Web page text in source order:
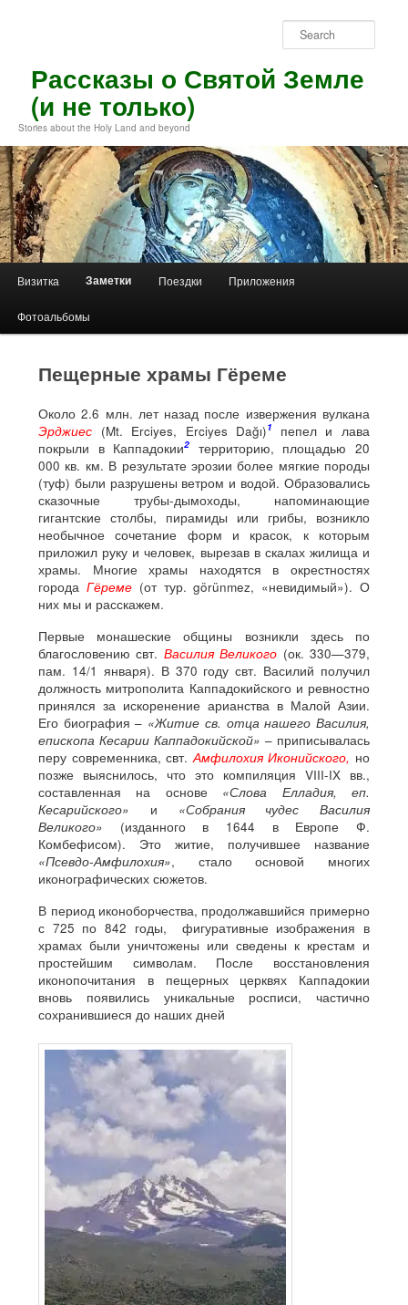
contentРассказы о Святой Земле
(и не только)
Stories about the Holy Land and beyond
Визитка Заметки Поездки Приложения
Фотоальбомы
Пещерные храмы Гёреме
Около 2.6 млн. лет назад после извержения вулкана
Эрджиес (Mt. Erciyes, Erciyes Dağı)1 пепел и лава
покрыли в Каппадокии2
территорию, площадью 20
000 кв. км. В результате эрозии более мягкие породы
(туф) были разрушены ветром и водой. Образовались
сказочные трубы-дымоходы, напоминающие
гигантские столбы, пирамиды или грибы, возникло
необычное сочетание форм и красок, к которым
приложил руку и человек, вырезав в скалах жилища и
храмы. Многие храмы находятся в окрестностях
города Гёреме(от тур. görünmez, «невидимый»). О
них мы и расскажем.
Первые монашеские общины возникли здесь по
благословению свт. Василия Великого (ок. 330—379,
пам. 14/1 января). В 370 году свт. Василий получил
должность митрополита Каппадокийского и ревностно
принялся за искоренение арианства в Малой Азии.
Его биография – «Житие св. отца нашего Василия,
епископа Кесарии Каппадокийской» – приписывалась
перу современника, свт.Амфилохия Иконийского, но
позже выяснилось, что это компиляция VIII-IX вв.,
составленная на основе «Слова Елладия, еп.
Кесарийского» и «Собрания чудес Василия
Великого» (изданного в 1644 в Европе Ф.
Комбефисом). Это житие, получившее название
«Псевдо-Амфилохия», стало основой многих
иконографических сюжетов.
В период иконоборчества, продолжавшийся примерно
с 725 по 842 годы, фигуративные изображения в
храмах были уничтожены или сведены к крестам и
простейшим символам. После восстановления
иконопочитания в пещерных церквях Каппадокии
вновь появились уникальные росписи, частично
сохранившиеся до наших дней